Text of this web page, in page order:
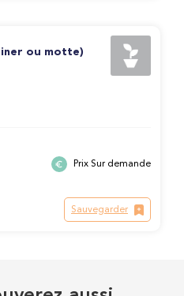
ou motte)
Prix Sur demande
Sauvegarder